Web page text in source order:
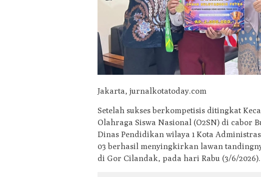
Jakarta, jurnalkotatoday.com
Setelah sukses berkompetisis ditingkat
Olahraga Siswa Nasional (O2SN) di cabor
Dinas Pendidikan wilaya 1 Kota
03 berhasil menyingkirkan lawan
di Gor Cilandak, pada hari Rabu (3/6/2026).